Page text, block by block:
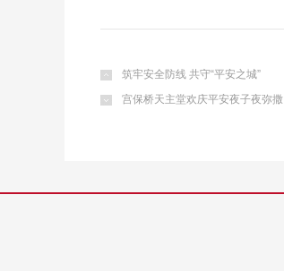
筑牢安全防线 共守“平安之城”
宫保桥天主堂欢庆平安夜子夜弥撒